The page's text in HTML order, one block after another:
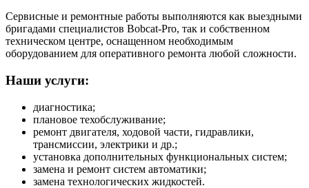
Сервисные и ремонтные работы выполняются как выездными
бригадами специалистов Bobcat-Pro, так и собственном
техническом центре, оснащенном необходимым
оборудованием для оперативного ремонта любой сложности.
Наши услуги:
диагностика;
плановое техобслуживание;
ремонт двигателя, ходовой части, гидравлики,
трансмиссии, электрики и др.;
установка дополнительных функциональных систем;
замена и ремонт систем автоматики;
замена технологических жидкостей.